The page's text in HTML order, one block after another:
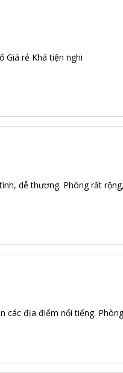
Giá rẻ Khá tiện nghi
dễ thương. Phòng rất
các địa điểm nổi tiếng.